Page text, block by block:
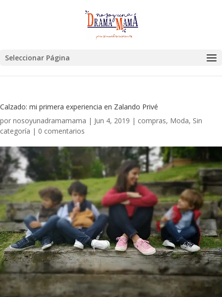
Seleccionar Página
Calzado: mi primera experiencia en Zalando Privé
por nosoyunadramamama | Jun 4, 2019 | compras, Moda, Sin
categoría | 0 comentarios